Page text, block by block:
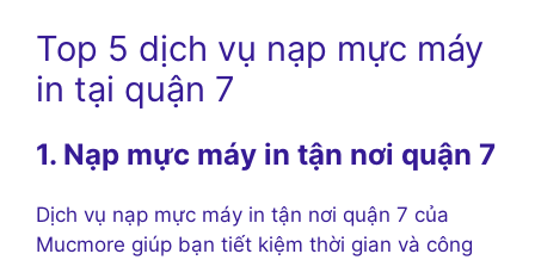
Top 5 dịch vụ nạp mực máy
in tại quận 7
1. Nạp mực máy in tận nơi quận 7
Dịch vụ nạp mực máy in tận nơi quận 7 của
Mucmore giúp bạn tiết kiệm thời gian và công